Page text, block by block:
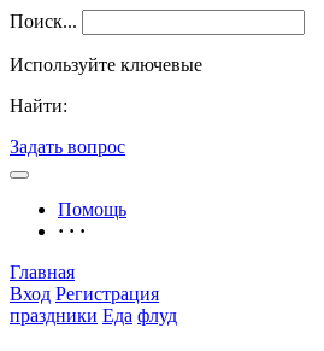
Поиск...
Используйте ключевые
Найти:
Задать вопрос
Помощь
· · ·
Главная
Вход Регистрация
праздники Еда флуд